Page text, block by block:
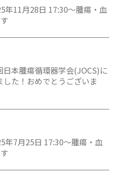
11月28日 17:30～腫瘍・血
本腫瘍循環器学会(JOCS)に
た！おめでとうございま
7月25日 17:30～腫瘍・血